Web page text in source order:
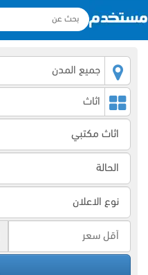
جميع المدن
اثاث